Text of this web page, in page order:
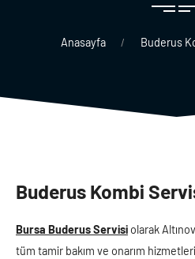
Anasayfa Buderus
Buderus Kombi̇
Bursa Buderus Servisi olarak
tüm tamir bakım ve onarım